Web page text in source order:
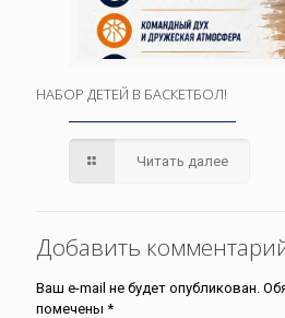
НАБОР ДЕТЕЙ В БАСКЕТБОЛ!
Читать далее
Добавить
Ваш e-mail не будет опубликован.
помечены *